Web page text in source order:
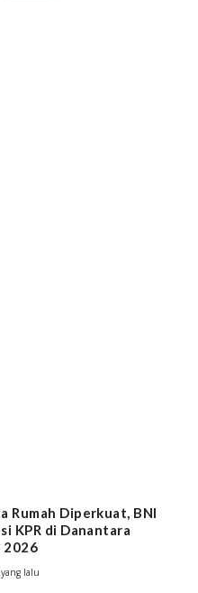
Rumah Diperkuat, BNI
KPR di Danantara
2026
lalu